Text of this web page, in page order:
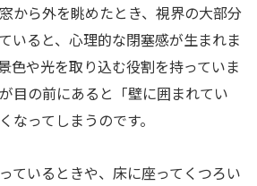
から外を眺めたとき、視界の大部分
いると、心理的な閉塞感が生まれま
色や光を取り込む役割を持っていま
目の前にあると「壁に囲まれてい
なってしまうのです。
ているときや、床に座ってくつろい